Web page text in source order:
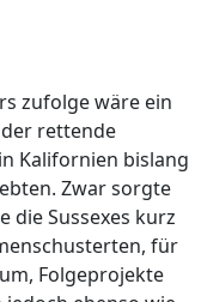
zufolge wäre ein
rettende
Kalifornien bislang
Zwar sorgte
die Sussexes kurz
für
Folgeprojekte